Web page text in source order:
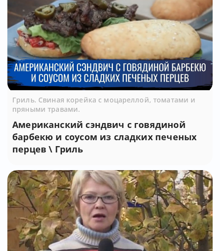
Гриль. Свиная корейка с моцареллой, томатами и
пряными травами.
Американский сэндвич с говядиной
барбекю и соусом из сладких печеных
перцев \ Гриль